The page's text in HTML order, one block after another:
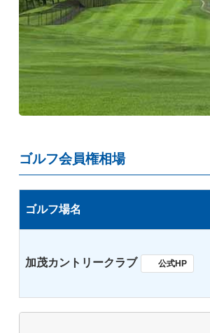
ゴルフ会員権相場
ゴルフ場名
加茂カントリークラブ 公式HP